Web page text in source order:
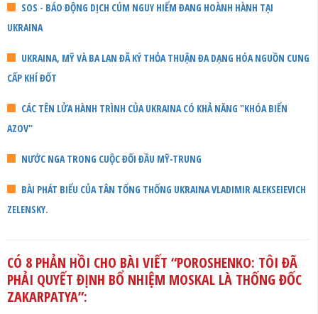
SOS - BÁO ĐỘNG DỊCH CÚM NGUY HIỂM ĐANG HOÀNH HÀNH TẠI
UKRAINA
UKRAINA, MỸ VÀ BA LAN ĐÃ KÝ THỎA THUẬN ĐA DẠNG HÓA NGUỒN CUNG
CẤP KHÍ ĐỐT
CÁC TÊN LỬA HÀNH TRÌNH CỦA UKRAINA CÓ KHẢ NĂNG "KHÓA BIỂN
AZOV"
NƯỚC NGA TRONG CUỘC ĐỐI ĐẦU MỸ-TRUNG
BÀI PHÁT BIỂU CỦA TÂN TỔNG THỐNG UKRAINA VLADIMIR ALEKSEIEVICH
ZELENSKY.
CÓ 8 PHẢN HỒI CHO BÀI VIẾT “POROSHENKO: TÔI ĐÃ
PHẢI QUYẾT ĐỊNH BỔ NHIỆM MOSKAL LÀ THỐNG ĐỐC
ZAKARPATYA”: